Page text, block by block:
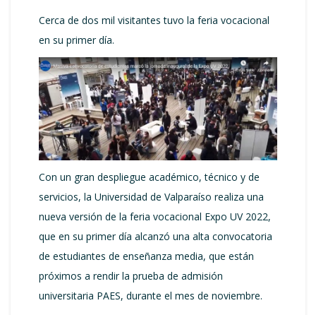
Cerca de dos mil visitantes tuvo la feria vocacional
en su primer día.
Con un gran despliegue académico, técnico y de
servicios, la Universidad de Valparaíso realiza una
nueva versión de la feria vocacional Expo UV 2022,
que en su primer día alcanzó una alta convocatoria
de estudiantes de enseñanza media, que están
próximos a rendir la prueba de admisión
universitaria PAES, durante el mes de noviembre.